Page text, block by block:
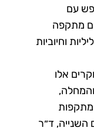
עם
מתקפה
וחיוביות
אלו
ד״ר